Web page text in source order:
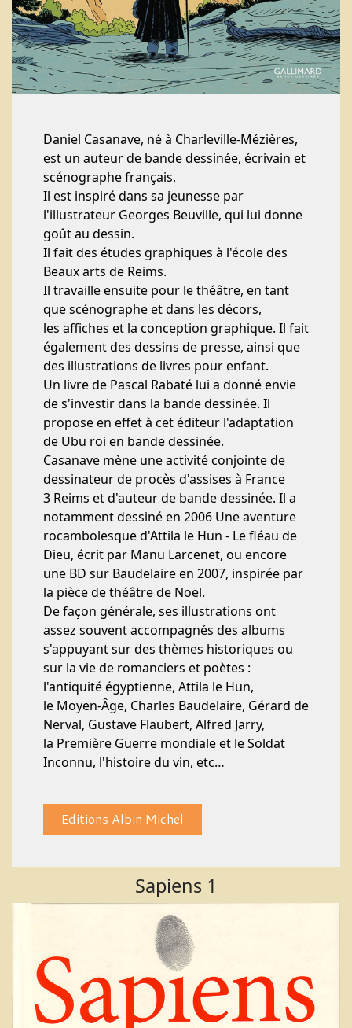
Daniel Casanave, né à Charleville-Mézières,
est un auteur de bande dessinée, écrivain et
scénographe français.
Il est inspiré dans sa jeunesse par
l'illustrateur Georges Beuville, qui lui donne
goût au dessin.
Il fait des études graphiques à l'école des
Beaux arts de Reims.
Il travaille ensuite pour le théâtre, en tant
que scénographe et dans les décors,
les affiches et la conception graphique. Il fait
également des dessins de presse, ainsi que
des illustrations de livres pour enfant.
Un livre de Pascal Rabaté lui a donné envie
de s'investir dans la bande dessinée. Il
propose en effet à cet éditeur l'adaptation
de Ubu roi en bande dessinée.
Casanave mène une activité conjointe de
dessinateur de procès d'assises à France
3 Reims et d'auteur de bande dessinée. Il a
notamment dessiné en 2006 Une aventure
rocambolesque d'Attila le Hun - Le fléau de
Dieu, écrit par Manu Larcenet, ou encore
une BD sur Baudelaire en 2007, inspirée par
la pièce de théâtre de Noël.
De façon générale, ses illustrations ont
assez souvent accompagnés des albums
s'appuyant sur des thèmes historiques ou
sur la vie de romanciers et poètes :
l'antiquité égyptienne, Attila le Hun,
le Moyen-Âge, Charles Baudelaire, Gérard de
Nerval, Gustave Flaubert, Alfred Jarry,
la Première Guerre mondiale et le Soldat
Inconnu, l'histoire du vin, etc…
Editions Albin Michel
Sapiens 1